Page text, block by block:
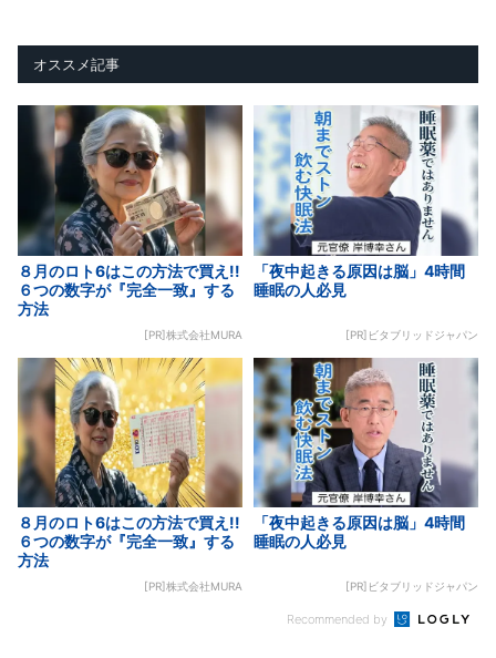
オススメ記事
８月のロト6はこの方法で買え!!
６つの数字が『完全一致』する
方法
[PR]株式会社MURA
「夜中起きる原因は脳」4時間
睡眠の人必見
[PR]ビタブリッドジャパン
８月のロト6はこの方法で買え!!
６つの数字が『完全一致』する
方法
[PR]株式会社MURA
「夜中起きる原因は脳」4時間
睡眠の人必見
[PR]ビタブリッドジャパン
Recommended by